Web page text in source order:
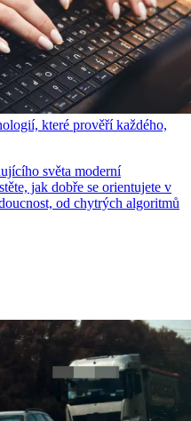
které prověří každého,
světa moderní
jak dobře se orientujete v
od chytrých algoritmů